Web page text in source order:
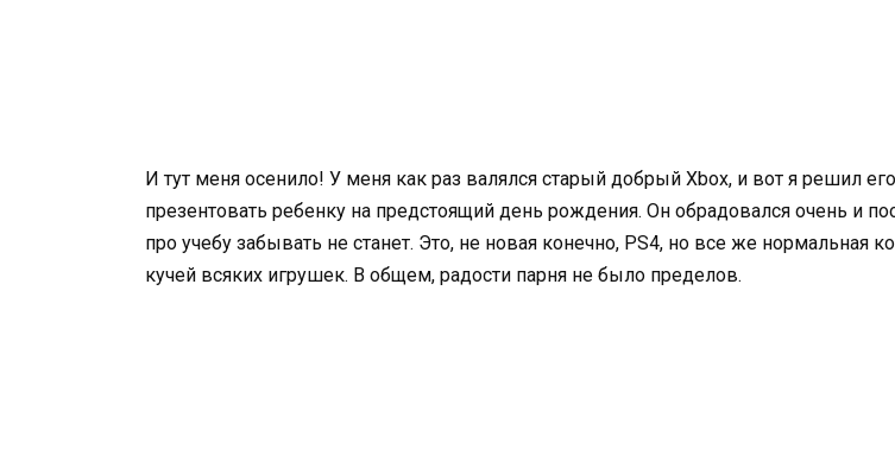
И тут меня осенило! У меня как раз валялся старый добрый Xbox, и вот я решил
презентовать ребенку на предстоящий день рождения. Он обрадовался очень и
про учебу забывать не станет. Это, не новая конечно, PS4, но все же нормальная
кучей всяких игрушек. В общем, радости парня не было пределов.